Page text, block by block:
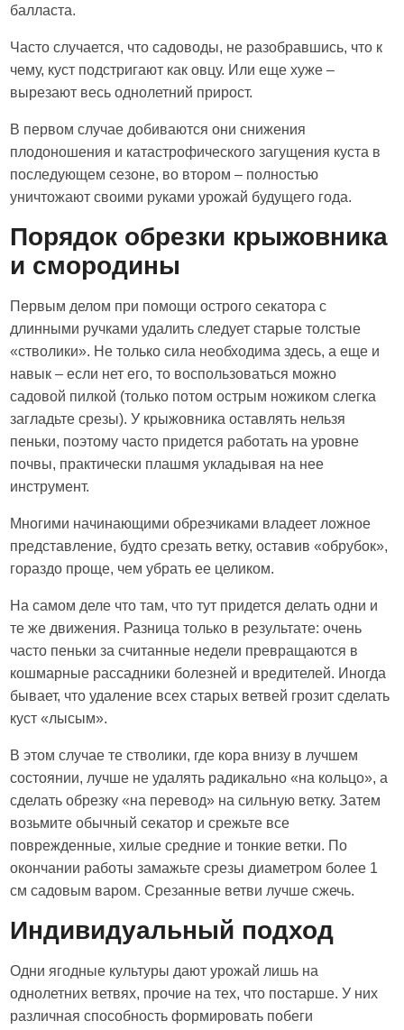
балласта.
Часто случается, что садоводы, не разобравшись, что к
чему, куст подстригают как овцу. Или еще хуже –
вырезают весь однолетний прирост.
В первом случае добиваются они снижения
плодоношения и катастрофического загущения куста в
последующем сезоне, во втором – полностью
уничтожают своими руками урожай будущего года.
Порядок обрезки крыжовника
и смородины
Первым делом при помощи острого секатора с
длинными ручками удалить следует старые толстые
«стволики». Не только сила необходима здесь, а еще и
навык – если нет его, то воспользоваться можно
садовой пилкой (только потом острым ножиком слегка
загладьте срезы). У крыжовника оставлять нельзя
пеньки, поэтому часто придется работать на уровне
почвы, практически плашмя укладывая на нее
инструмент.
Многими начинающими обрезчиками владеет ложное
представление, будто срезать ветку, оставив «обрубок»,
гораздо проще, чем убрать ее целиком.
На самом деле что там, что тут придется делать одни и
те же движения. Разница только в результате: очень
часто пеньки за считанные недели превращаются в
кошмарные рассадники болезней и вредителей. Иногда
бывает, что удаление всех старых ветвей грозит сделать
куст «лысым».
В этом случае те стволики, где кора внизу в лучшем
состоянии, лучше не удалять радикально «на кольцо», а
сделать обрезку «на перевод» на сильную ветку. Затем
возьмите обычный секатор и срежьте все
поврежденные, хилые средние и тонкие ветки. По
окончании работы замажьте срезы диаметром более 1
см садовым варом. Срезанные ветви лучше сжечь.
Индивидуальный подход
Одни ягодные культуры дают урожай лишь на
однолетних ветвях, прочие на тех, что постарше. У них
различная способность формировать побеги